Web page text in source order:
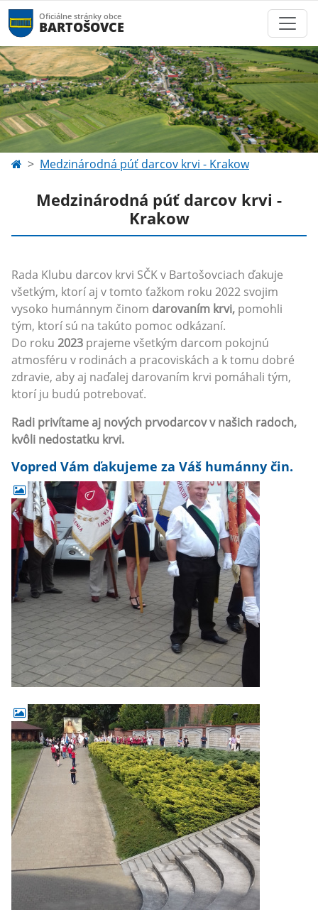
Oficiálne stránky obce
BARTOŠOVCE
Medzinárodná púť darcov krvi - Krakow
Medzinárodná púť darcov krvi -
Krakow
Rada Klubu darcov krvi SČK v Bartošovciach ďakuje
všetkým, ktorí aj v tomto ťažkom roku 2022 svojim
vysoko humánnym činom darovaním krvi, pomohli
tým, ktorí sú na takúto pomoc odkázaní.
Do roku 2023 prajeme všetkým darcom pokojnú
atmosféru v rodinách a pracoviskách a k tomu dobré
zdravie, aby aj naďalej darovaním krvi pomáhali tým,
ktorí ju budú potrebovať.
Radi privítame aj nových prvodarcov v našich radoch,
kvôli nedostatku krvi.
Vopred Vám ďakujeme za Váš humánny čin.